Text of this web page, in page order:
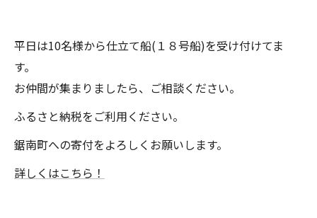
平日は10名様から仕立て船(１８号船)を受け付けてま
す。
お仲間が集まりましたら、ご相談ください。
ふるさと納税をご利用ください。
鋸南町への寄付をよろしくお願いします。
詳しくはこちら！